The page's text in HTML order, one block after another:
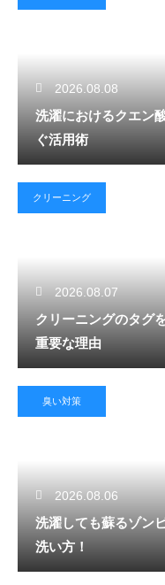
2026.08.08
洗濯におけるクエン
ぐ活用術
クリーニング
2026.08.07
クリーニングのタグ
重要な理由
臭い対策
2026.08.06
洗濯しても蘇るゾン
洗い方！